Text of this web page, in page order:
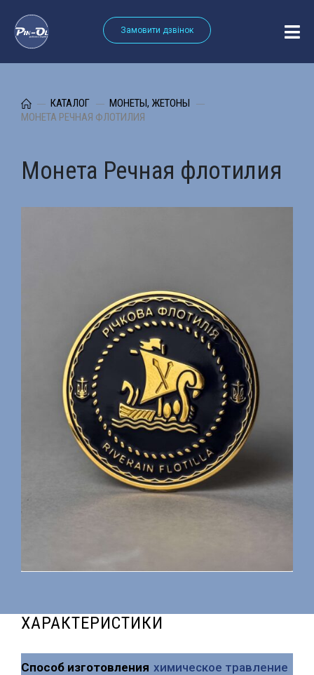
Замовити дзвінок
КАТАЛОГ
МОНЕТЫ, ЖЕТОНЫ
МОНЕТА РЕЧНАЯ ФЛОТИЛИЯ
Монета Речная флотилия
ХАРАКТЕРИСТИКИ
Способ изготовления химическое травление